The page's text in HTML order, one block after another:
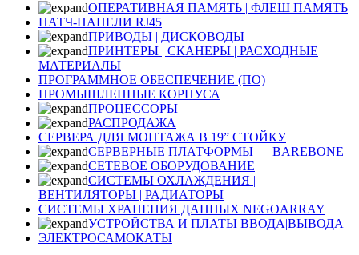
ОПЕРАТИВНАЯ ПАМЯТЬ | ФЛЕШ ПАМЯТЬ
ПАТЧ-ПАНЕЛИ RJ45
ПРИВОДЫ | ДИСКОВОДЫ
ПРИНТЕРЫ | СКАНЕРЫ | РАСХОДНЫЕ
МАТЕРИАЛЫ
ПРОГРАММНОЕ ОБЕСПЕЧЕНИЕ (ПО)
ПРОМЫШЛЕННЫЕ КОРПУСА
ПРОЦЕССОРЫ
РАСПРОДАЖА
СЕРВЕРА ДЛЯ МОНТАЖА В 19” СТОЙКУ
СЕРВЕРНЫЕ ПЛАТФОРМЫ — BAREBONE
СЕТЕВОЕ ОБОРУДОВАНИЕ
СИСТЕМЫ ОХЛАЖДЕНИЯ |
ВЕНТИЛЯТОРЫ | РАДИАТОРЫ
СИСТЕМЫ ХРАНЕНИЯ ДАННЫХ NEGOARRAY
УСТРОЙСТВА И ПЛАТЫ ВВОДА|ВЫВОДА
ЭЛЕКТРОСАМОКАТЫ